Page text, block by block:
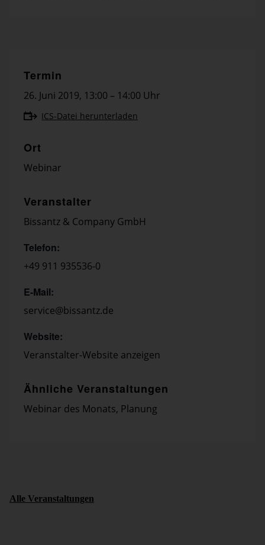
Termin
26. Juni 2019, 13:00 – 14:00 Uhr
ICS-Datei herunterladen
Ort
Webinar
Veranstalter
Bissantz & Company GmbH
Telefon:
+49 911 935536-0
E-Mail:
service@bissantz.de
Website:
Veranstalter-Website anzeigen
Ähnliche Veranstaltungen
Webinar des Monats, Planung
Alle Veranstaltungen